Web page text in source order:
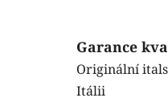
Garance
Originální
Itálii